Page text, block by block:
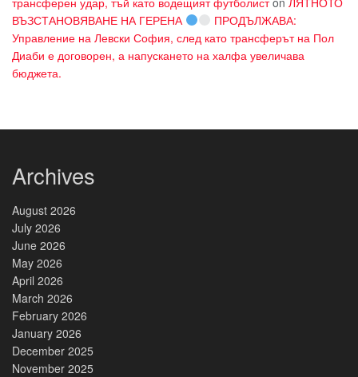
ВЪЗСТАНОВЯВАНЕ НА ГЕРЕНА
ПРОДЪЛЖАВА:
Управление на Левски София, след като трансферът на Пол
Диаби е договорен, а напускането на халфа увеличава
бюджета.
Archives
August 2026
July 2026
June 2026
May 2026
April 2026
March 2026
February 2026
January 2026
December 2025
November 2025